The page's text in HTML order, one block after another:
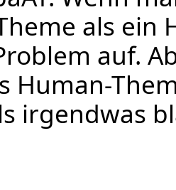
als ein
auf.
Human-
irgendwas